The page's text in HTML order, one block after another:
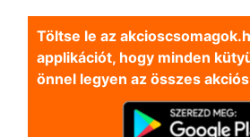
Töltse le az
applikációt, hogy minden
önnel legyen az összes